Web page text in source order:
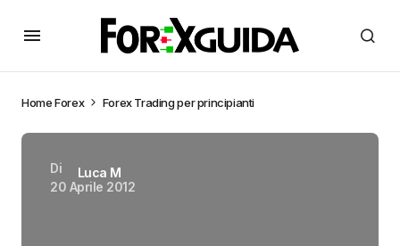
HomeForex Forex Trading per principianti
Di
Luca M
20 Aprile 2012